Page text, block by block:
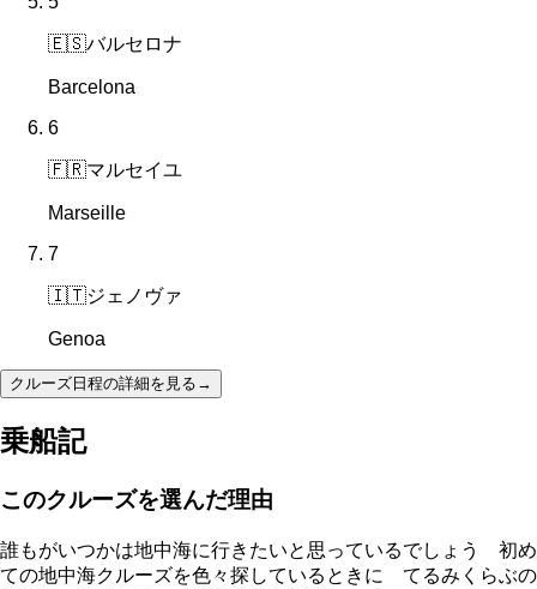
🇪🇸バルセロナ
Barcelona
6
🇫🇷マルセイユ
Marseille
7
🇮🇹ジェノヴァ
Genoa
クルーズ日程の詳細を見る →
乗船記
このクルーズを選んだ理由
誰もがいつかは地中海に行きたいと思っているでしょう 初め
ての地中海クルーズを色々探しているときに てるみくらぶの